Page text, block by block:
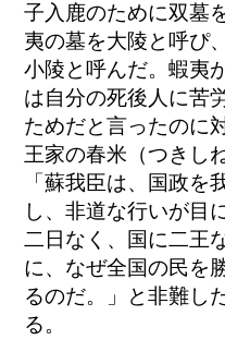
子入鹿のために双墓
夷の墓を大陵と呼ぴ
小陵と呼んだ。蝦夷
は自分の死後人に苦
ためだと言ったのに
王家の春米（つきし
「蘇我臣は、国政を
し、非道な行いが目
二日なく、国に二王
に、なぜ全国の民を
るのだ。」と非難し
る。